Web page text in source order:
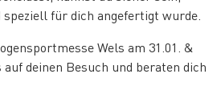
speziell für dich angefertigt wurde.
Wels am 31.01. &
deinen Besuch und beraten dich